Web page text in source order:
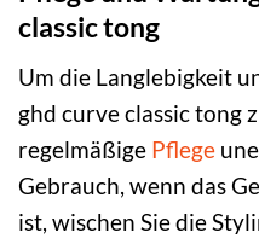
classic tong
Um die Langlebigkeit
ghd curve classic tong
regelmäßige Pflege
Gebrauch, wenn das
ist, wischen Sie die